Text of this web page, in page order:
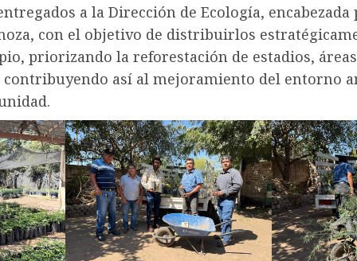
a la Dirección de Ecología,
con el objetivo de distribuirlos
priorizando la reforestación de estadios,
así al mejoramiento del entorno